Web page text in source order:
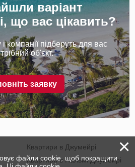
варіант
що вас цікавить?
компанії підберуть для вас
об'єкт.
заявку
Квартири в Джумейрі
Квартири в Пальмі Джумейрі
×
файли cookie, щоб покращити